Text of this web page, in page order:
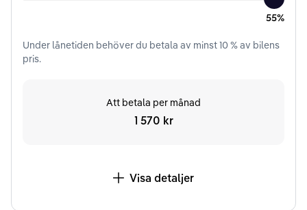
55%
Under lånetiden behöver du betala av minst10% av bilens
pris.
Att betala per månad
1 570 kr
Visa detaljer